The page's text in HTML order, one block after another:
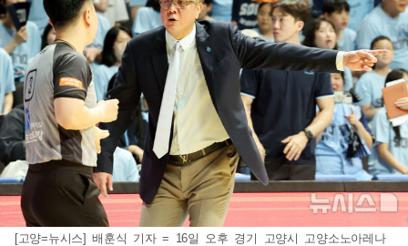
[고양=뉴시스] 배훈식 기자 = 16일 오후 경기 고양시 고양소노아레나